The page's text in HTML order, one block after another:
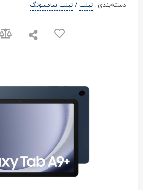
دسته‌بندی : تبلت/تبلت سامسونگ